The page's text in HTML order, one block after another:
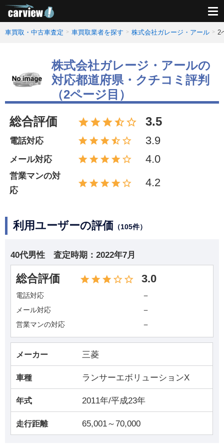
車買取・中古車査定 車買取業者を探す 株式会社ガレージ・アール 2
株式会社ガレージ・アールの
対応都道府県・クチコミ評判
（2ページ目）
総合評価 3.5
電話対応 3.9
メール対応 4.0
営業マンの対
応
4.2
利用ユーザーの評価 （105件）
40代男性 査定時期： 2022年7月
総合評価 3.0
電話対応 －
メール対応 －
営業マンの対応 －
メーカー 三菱
車種 ランサーエボリューションX
年式 2011年/平成23年
走行距離 65,001～70,000